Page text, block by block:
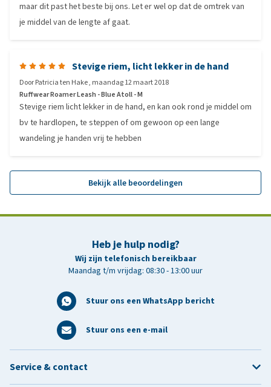
maar dit past het beste bij ons. Let er wel op dat de omtrek van
je middel van de lengte af gaat.
Stevige riem, licht lekker in de hand
DoorPatricia ten Hake, maandag 12 maart 2018
Ruffwear Roamer Leash - Blue Atoll - M
Stevige riem licht lekker in de hand, en kan ook rond je middel om
bv te hardlopen, te steppen of om gewoon op een lange
wandeling je handen vrij te hebben
Bekijk alle beoordelingen
Heb je hulp nodig?
Wij zijn telefonisch bereikbaar
Maandag t/m vrijdag: 08:30 - 13:00 uur
Stuur ons een WhatsApp bericht
Stuur ons een e-mail
Service & contact